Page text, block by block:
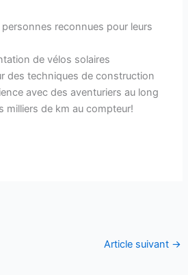
reconnues pour leurs
de vélos solaires
des techniques de construction
avec des aventuriers au long
milliers de km au compteur!
Article suivant →